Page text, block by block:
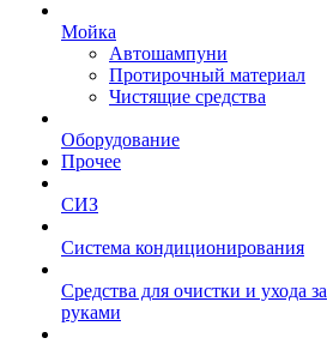
Мойка
Автошампуни
Протирочный материал
Чистящие средства
Оборудование
Прочее
СИЗ
Система кондиционирования
Средства для очистки и ухода за
руками